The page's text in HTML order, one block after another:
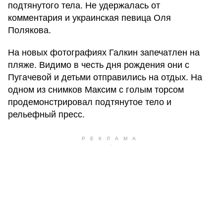
подтянутого тела. Не удержалась от
комментария и украинская певица Оля
Полякова.
На новых фотографиях Галкин запечатлен на
пляже. Видимо в честь дня рождения они с
Пугачевой и детьми отправились на отдых. На
одном из снимков Максим с голым торсом
продемонстрировал подтянутое тело и
рельефный пресс.